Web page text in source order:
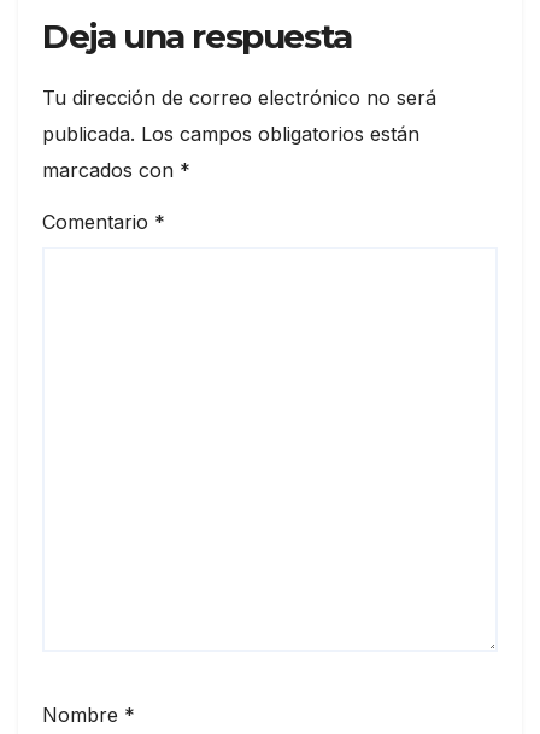
Deja una respuesta
Tu dirección de correo electrónico no será
publicada. Los campos obligatorios están
marcados con *
Comentario *
Nombre *